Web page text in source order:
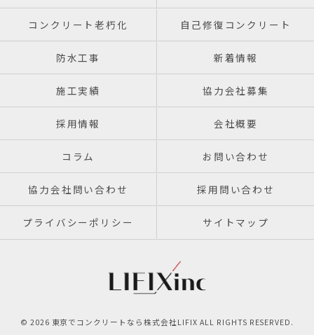
コンクリート老朽化 自己修復コンクリート
防水工事 新着情報
施工実績 協力会社募集
採用情報 会社概要
コラム お問い合わせ
協力会社問い合わせ 採用問い合わせ
プライバシーポリシー サイトマップ
© 2026 東京でコンクリートなら株式会社LIFIX ALL RIGHTS RESERVED.